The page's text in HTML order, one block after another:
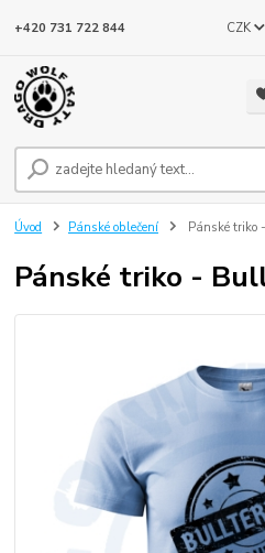
CZK
+420 731 722 844
Úvod Pánské oblečení Pánské triko
Pánské triko -